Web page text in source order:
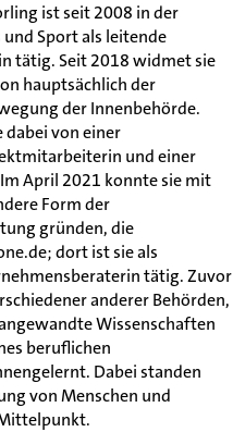
ist seit 2008 in der
Sport als leitende
tätig. Seit 2018 widmet sie
hauptsächlich der
der Innenbehörde.
von einer
und einer
April 2021 konnte sie mit
Form der
gründen, die
dort ist sie als
tätig. Zuvor
anderer Behörden,
Wissenschaften
beruflichen
Dabei standen
von Menschen und